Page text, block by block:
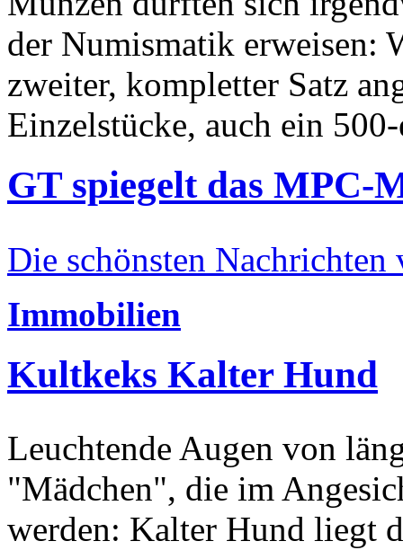
der Numismatik erweisen:
zweiter, kompletter Satz
Einzelstücke, auch ein
GT spiegelt das MPC-
Die schönsten Nachrichten
Immobilien
Kultkeks Kalter Hund
Leuchtende Augen von
"Mädchen", die im
werden: Kalter Hund liegt